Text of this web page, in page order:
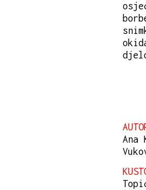
Ana